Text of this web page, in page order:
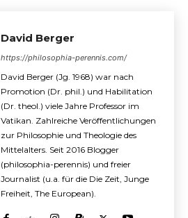
David Berger
https://philosophia-perennis.com/
David Berger (Jg. 1968) war nach
Promotion (Dr. phil.) und Habilitation
(Dr. theol.) viele Jahre Professor im
Vatikan. Zahlreiche Veröffentlichungen
zur Philosophie und Theologie des
Mittelalters. Seit 2016 Blogger
(philosophia-perennis) und freier
Journalist (u.a. für die Die Zeit, Junge
Freiheit, The European).